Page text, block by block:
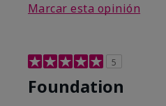
Marcar esta opinión
5
Foundation